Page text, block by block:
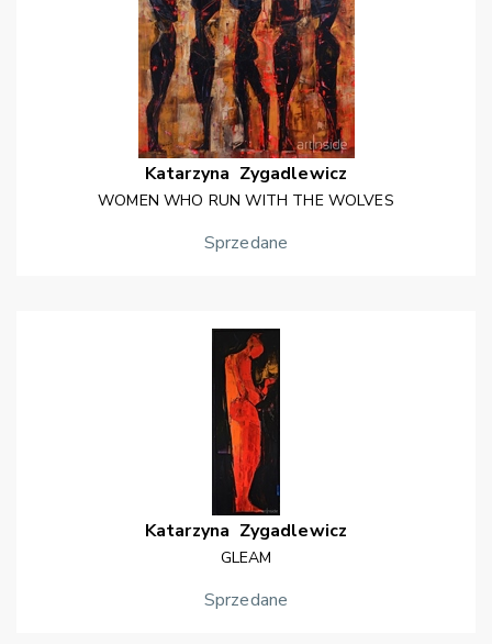
Katarzyna Zygadlewicz
WOMEN WHO RUN WITH THE WOLVES
Sprzedane
Katarzyna Zygadlewicz
GLEAM
Sprzedane